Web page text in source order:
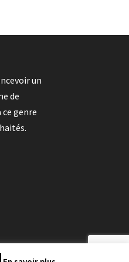
un
de
genre